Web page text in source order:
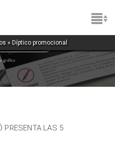
» Díptico promocional
gráfico
PRESENTA LAS 5